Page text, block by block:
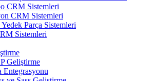
CRM Sistemleri
CRM Sistemleri
Parça Sistemleri
Sistemleri
Geliştirme
Entegrasyonu